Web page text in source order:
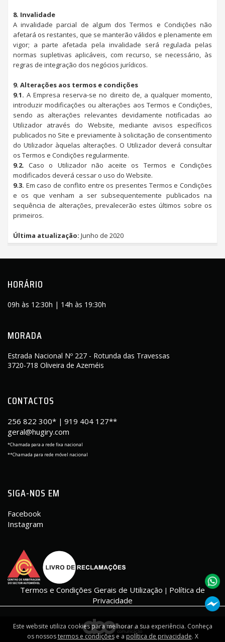
8. Invalidade
A invalidade parcial de algum dos Termos e Condições não
afetará os restantes, que se manterão válidos e plenamente em
vigor; a parte afetada pela invalidade será regulada pelas
normas supletivas aplicáveis, com recurso, se necessário, às
regras de integração dos negócios jurídicos.
9. Alterações aos termos e condições
9.1. A Empresa reserva-se no direito de, a qualquer momento,
introduzir modificações ou alterações aos Termos e Condições,
sendo as alterações relevantes devidamente notificadas ao
Utilizador através do Website, mediante avisos específicos
publicados no Site e previamente à solicitação de consentimento
do Utilizador àquelas alterações. O Utilizador deverá consultar
os Termos e Condições regularmente.
9.2. Caso o Utilizador não aceite os Termos e Condições
modificados deverá cessar o uso do Website.
9.3. Em caso de conflito entre os presentes Termos e Condições
e os que venham a ser subsequentemente publicados na
sequência de alterações, prevalecerão estes últimos sobre os
primeiros.
Última atualização: Junho de 2020
HORÁRIO
09h às 12:30h | 14h às 19:30h
MORADA
Estrada Nacional Nº 227 - Rotunda das Travessas
3720-718 Oliveira de Azeméis
CONTACTOS
256 822 300* | 919 404 127**
geral@hugiry.com
*Chamada para a rede fixa nacional
**Chamada para rede móvel nacional
SIGA-NOS EM
Facebook
Instagram
Termos e Condições Gerais de Utilização | Política de
Privacidade
Este website utiliza cookies para melhorar a sua experiência. Conheça
os nossostermos e condiçõese a política de privacidade. X